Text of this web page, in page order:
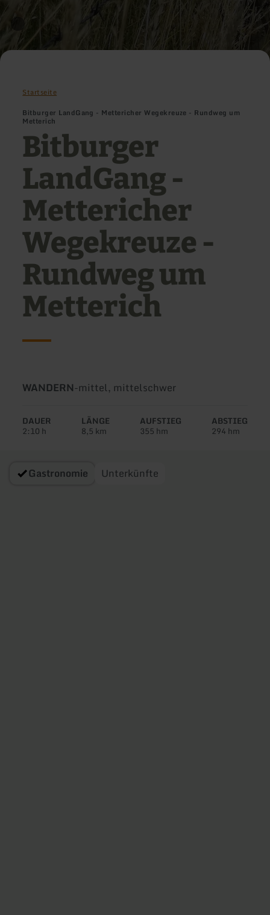
Startseite
Bitburger LandGang - Mettericher Wegekreuze - Rundweg um
Metterich
Bitburger
LandGang -
Mettericher
Wegekreuze -
Rundweg um
Metterich
Art
Tour:
WANDERN-Schwierigkeit:
mittel, mittelschwer
DAUER
2:10 h
LÄNGE
8,5 km
AUFSTIEG
355 hm
ABSTIEG
294 hm
Gastronomie Unterkünfte